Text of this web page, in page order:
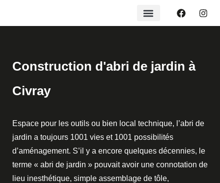
Construction d'abri de jardin à
Civray
Espace pour les outils ou bien local technique, l’abri de
jardin a toujours 1001 vies et 1001 possibilités
d’aménagement. S’il y a encore quelques décennies, le
terme « abri de jardin » pouvait avoir une connotation de
lieu inesthétique, simple assemblage de tôle,